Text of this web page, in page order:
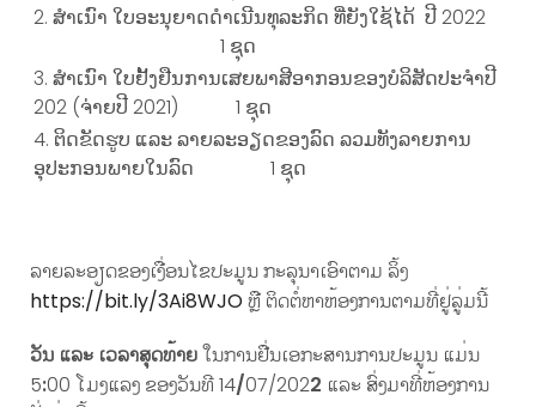
ສຳ​ເນົາ ໃບອະນຸຍາດ​ດຳ​ເນີນ​ທຸລະ​ກິດ ທີ່ຍັງໃຊ້ໄດ້​ ປີ 2022
1 ຊຸດ
ສຳ​ເນົາ ໃບຢັ້ງຢືນການ​​ເສຍ​ພາສີ​ອາກອນຂອງບໍລິສັດປະຈໍາປີ
202 (ຈ່າຍປີ 2021) 1 ຊຸດ
ຕິດຂັດຮູບ ແລະ ລາຍລະອຽດຂອງລົດ ລວມທັງລາຍການ
ອຸປະກອນພາຍໃນລົດ 1 ຊຸດ
ລາຍລະອຽດຂອງເງື່ອນໄຂປະມູນ ກະລຸນາເອົາຕາມ ລິ້ງ
https://bit.ly/3Ai8WJOຫຼື ຕິດຕໍ່ຫາຫ້ອງການຕາມທີ່ຢູ່ລູ່ມນີ້
ວັນ ແລະ ເວລາສຸດທ້າຍໃນການຢື່ນເອກະສານການປະມູນ ແມ່ນ
5:00 ໂມງແລງ ຂອງວັນທີ 14/07/2022 ແລະ ສົ່ງມາທີ່ຫ້ອງການ